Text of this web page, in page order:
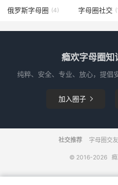
俄罗斯字母圈 (4) 字母圈社交
瘾欢字母圈知
纯粹、安全、专业、放心，提倡
加入圈子 
社交推荐 字母圈交友
© 2016-2026